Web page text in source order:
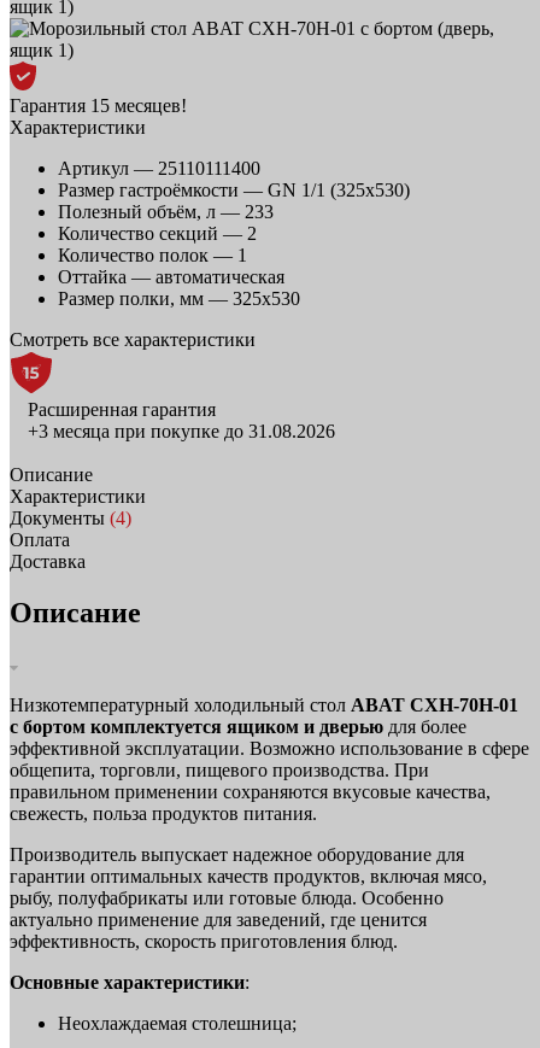
Гарантия 15 месяцев!
Характеристики
Артикул — 25110111400
Размер гастроёмкости — GN 1/1 (325х530)
Полезный объём, л — 233
Количество секций — 2
Количество полок — 1
Оттайка — автоматическая
Размер полки, мм — 325х530
Смотреть все характеристики
Расширенная гарантия
+3 месяца при покупке до 31.08.2026
Описание
Характеристики
Документы (4)
Оплата
Доставка
Описание
Низкотемпературный холодильный стол ABAT СХН-70Н-01
с бортом комплектуется ящиком и дверью для более
эффективной эксплуатации. Возможно использование в сфере
общепита, торговли, пищевого производства. При
правильном применении сохраняются вкусовые качества,
свежесть, польза продуктов питания.
Производитель выпускает надежное оборудование для
гарантии оптимальных качеств продуктов, включая мясо,
рыбу, полуфабрикаты или готовые блюда. Особенно
актуально применение для заведений, где ценится
эффективность, скорость приготовления блюд.
Основные характеристики:
Неохлаждаемая столешница;